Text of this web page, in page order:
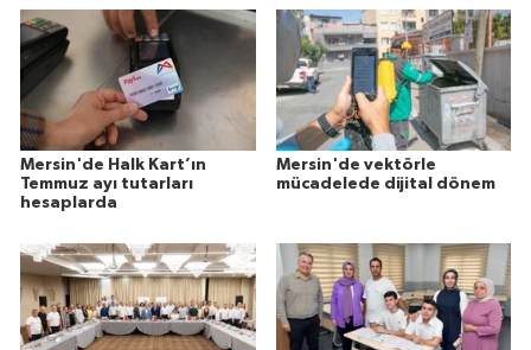
Mersin'de Halk Kart’ın
Temmuz ayı tutarları
hesaplarda
Mersin'de vektörle
mücadelede dijital dönem